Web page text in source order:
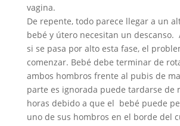
vagina.
De repente, todo parece llegar a un
bebé y útero necesitan un descanso.
si se pasa por alto esta fase, el
comenzar. Bebé debe terminar de
ambos hombros frente al pubis de
parte es ignorada puede tardarse de
horas debido a que el bebé puede
uno de sus hombros en el borde del